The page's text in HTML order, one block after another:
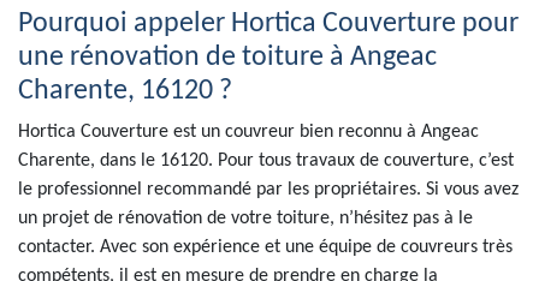
Pourquoi appeler Hortica Couverture pour
une rénovation de toiture à Angeac
Charente, 16120 ?
Hortica Couverture est un couvreur bien reconnu à Angeac
Charente, dans le 16120. Pour tous travaux de couverture, c’est
le professionnel recommandé par les propriétaires. Si vous avez
un projet de rénovation de votre toiture, n’hésitez pas à le
contacter. Avec son expérience et une équipe de couvreurs très
compétents, il est en mesure de prendre en charge la